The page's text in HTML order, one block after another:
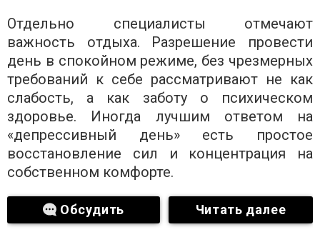
Отдельно специалисты отмечают
важность отдыха. Разрешение провести
день в спокойном режиме, без чрезмерных
требований к себе рассматривают не как
слабость, а как заботу о психическом
здоровье. Иногда лучшим ответом на
«депрессивный день» есть простое
восстановление сил и концентрация на
собственном комфорте.
Обсудить Читать далее